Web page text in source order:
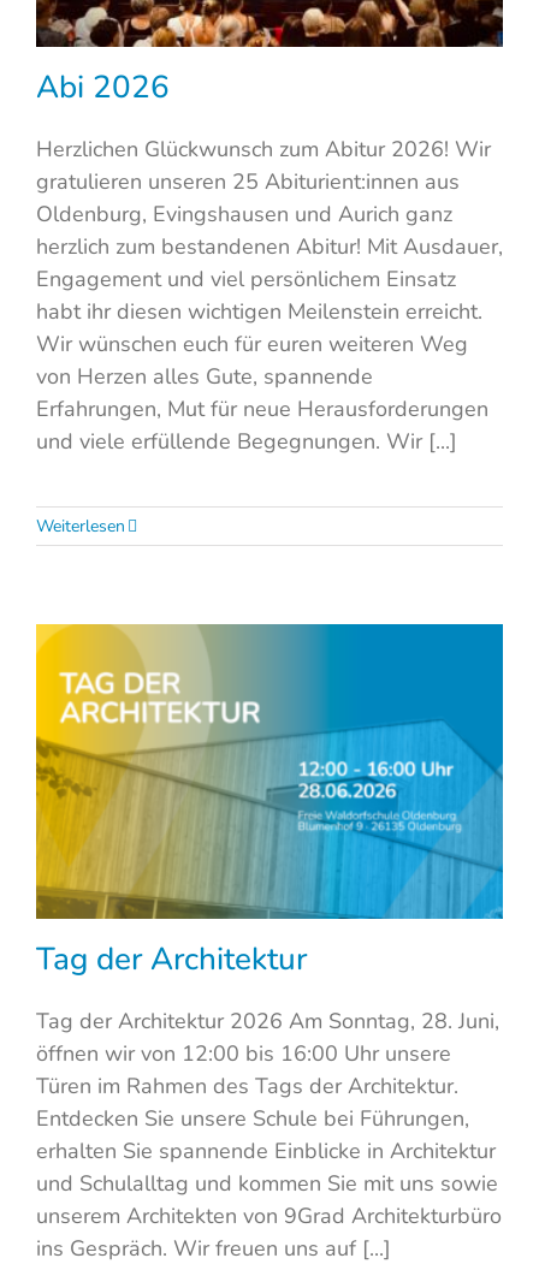
Abi 2026
Herzlichen Glückwunsch zum Abitur 2026! Wir
gratulieren unseren 25 Abiturient:innen aus
Oldenburg, Evingshausen und Aurich ganz
herzlich zum bestandenen Abitur! Mit Ausdauer,
Engagement und viel persönlichem Einsatz
habt ihr diesen wichtigen Meilenstein erreicht.
Wir wünschen euch für euren weiteren Weg
von Herzen alles Gute, spannende
Erfahrungen, Mut für neue Herausforderungen
und viele erfüllende Begegnungen. Wir [...]
Weiterlesen
Tag der Architektur
Tag der Architektur 2026 Am Sonntag, 28. Juni,
öffnen wir von 12:00 bis 16:00 Uhr unsere
Türen im Rahmen des Tags der Architektur.
Entdecken Sie unsere Schule bei Führungen,
erhalten Sie spannende Einblicke in Architektur
und Schulalltag und kommen Sie mit uns sowie
unserem Architekten von 9Grad Architekturbüro
ins Gespräch. Wir freuen uns auf [...]